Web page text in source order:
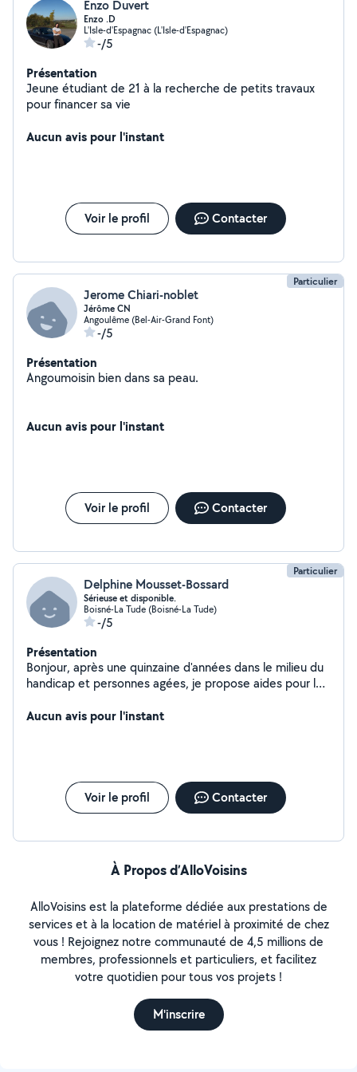
Enzo Duvert
Enzo .D
L'Isle-d'Espagnac (L'Isle-d'Espagnac)
-/5
Présentation
Jeune étudiant de 21 à la recherche de petits travaux
pour financer sa vie
Aucun avis pour l'instant
Voir le profil Contacter
Particulier
Jerome Chiari-noblet
Jérôme CN
Angoulême (Bel-Air-Grand Font)
-/5
Présentation
Angoumoisin bien dans sa peau.
Aucun avis pour l'instant
Voir le profil Contacter
Particulier
Delphine Mousset-Bossard
Sérieuse et disponible.
Boisné-La Tude (Boisné-La Tude)
-/5
Présentation
Bonjour, après une quinzaine d'années dans le milieu du
handicap et personnes agées, je propose aides pour le
bovins, caprins, équins, volailles... Bricolages : enduit,
Aucun avis pour l'instant
Voir le profil Contacter
À Propos d’AlloVoisins
AlloVoisins est la plateforme dédiée aux prestations de
services et à la location de matériel à proximité de chez
vous ! Rejoignez notre communauté de 4,5 millions de
membres, professionnels et particuliers, et facilitez
votre quotidien pour tous vos projets !
M'inscrire